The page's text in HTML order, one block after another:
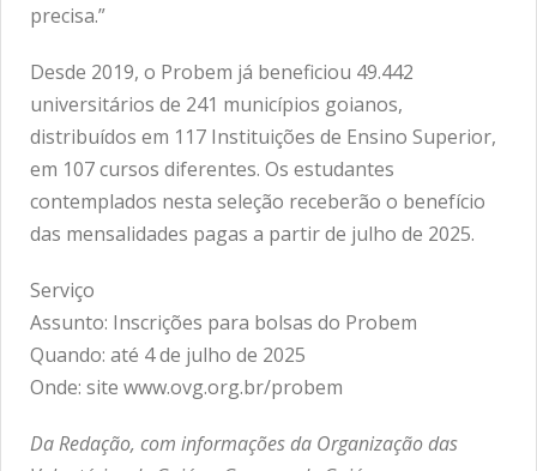
precisa.”
Desde 2019, o Probem já beneficiou 49.442
universitários de 241 municípios goianos,
distribuídos em 117 Instituições de Ensino Superior,
em 107 cursos diferentes. Os estudantes
contemplados nesta seleção receberão o benefício
das mensalidades pagas a partir de julho de 2025.
Serviço
Assunto: Inscrições para bolsas do Probem
Quando: até 4 de julho de 2025
Onde: site www.ovg.org.br/probem
Da Redação, com informações da Organização das